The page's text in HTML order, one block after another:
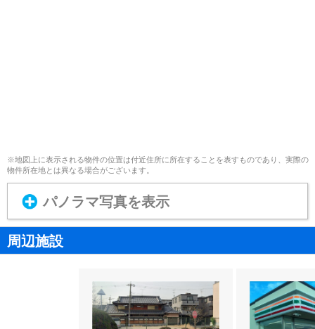
※地図上に表示される物件の位置は付近住所に所在することを表すものであり、実際の
物件所在地とは異なる場合がございます。
パノラマ写真を表示
周辺施設